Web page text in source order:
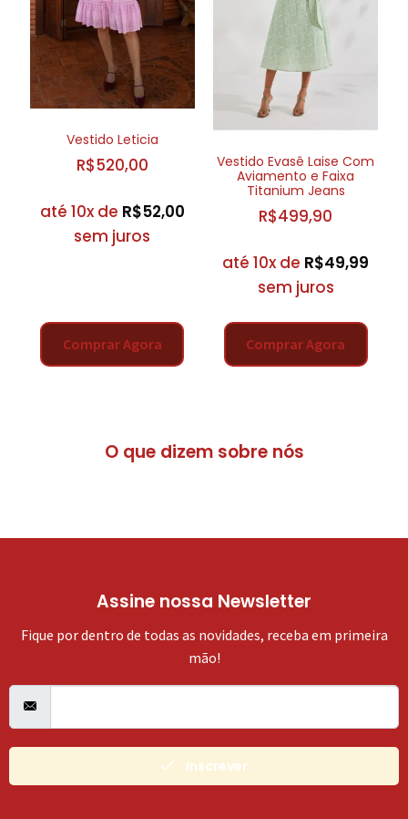
Vestido Leticia
R$520,00
até 10x de R$52,00
sem juros
Comprar Agora
Vestido Evasê Laise Com
Aviamento e Faixa
Titanium Jeans
R$499,90
até 10x de R$49,99
sem juros
Comprar Agora
O que dizem sobre nós
Assine nossa Newsletter
Fique por dentro de todas as novidades, receba em primeira
mão!
Inscrever